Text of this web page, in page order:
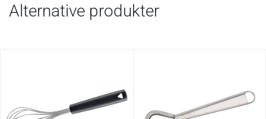
Alternative produkter